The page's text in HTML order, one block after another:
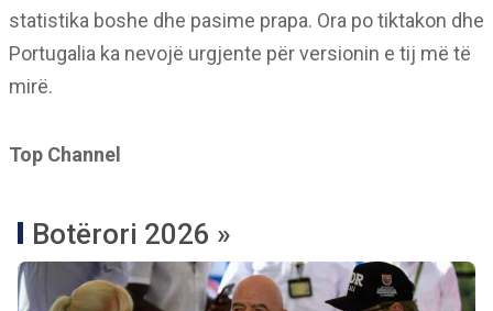
statistika boshe dhe pasime prapa. Ora po tiktakon dhe
Portugalia ka nevojë urgjente për versionin e tij më të
mirë.
Top Channel
Botërori 2026 »